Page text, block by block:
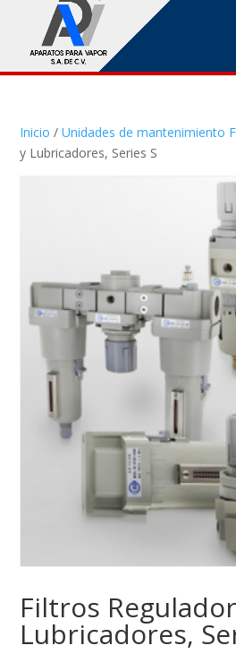
Inicio /Unidades de mantenimiento
y Lubricadores, Series S
Filtros
Lubricadores,